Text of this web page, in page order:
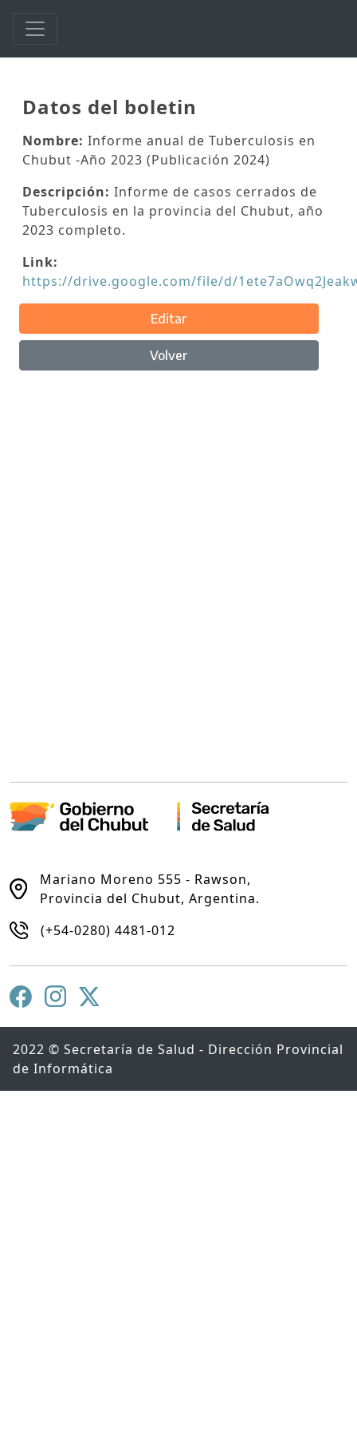
Datos del boletin
Nombre: Informe anual de Tuberculosis en
Chubut -Año 2023 (Publicación 2024)
Descripción: Informe de casos cerrados de
Tuberculosis en la provincia del Chubut, año
2023 completo.
Link:
https://drive.google.com/file/d/
Editar
Volver
Mariano Moreno 555 - Rawson,
Provincia del Chubut, Argentina.
(+54-0280) 4481-012
2022 © Secretaría de Salud - Dirección Provincial
de Informática